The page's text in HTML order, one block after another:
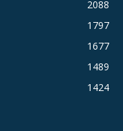
2088
1797
1677
1489
1424